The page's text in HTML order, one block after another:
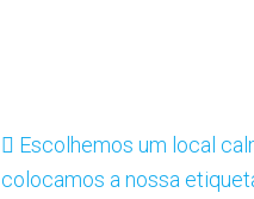
Escolhemos um local
colocamos a nossa